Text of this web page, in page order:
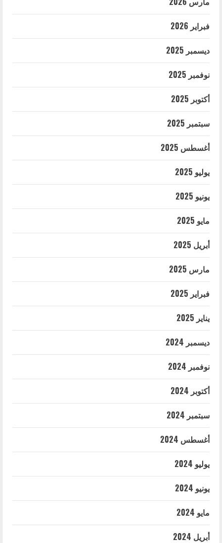
فبراير 2026
ديسمبر 2025
نوفمبر 2025
أكتوبر 2025
سبتمبر 2025
أغسطس 2025
يوليو 2025
يونيو 2025
مايو 2025
أبريل 2025
مارس 2025
فبراير 2025
يناير 2025
ديسمبر 2024
نوفمبر 2024
أكتوبر 2024
سبتمبر 2024
أغسطس 2024
يوليو 2024
يونيو 2024
مايو 2024
أبريل 2024